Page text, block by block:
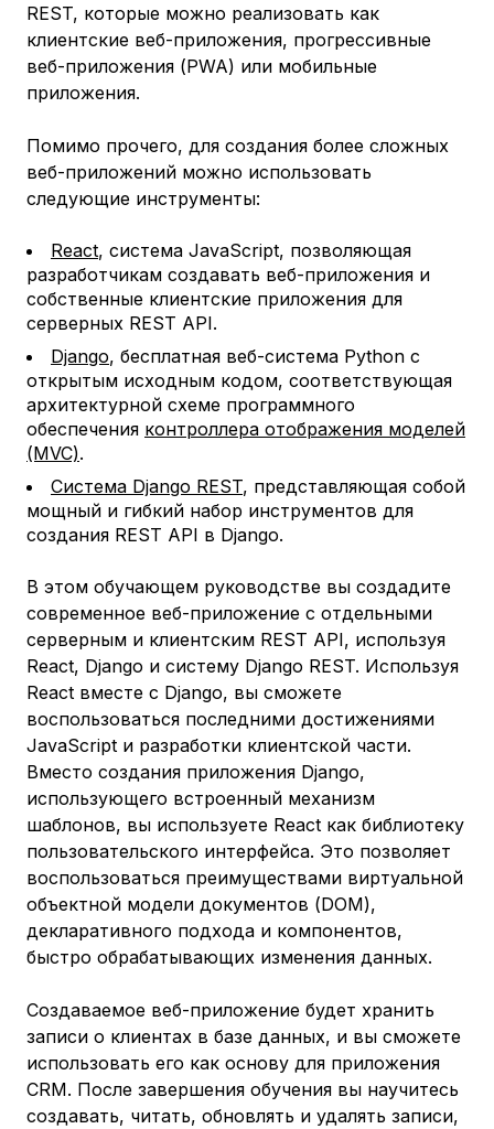
REST, которые можно реализовать как
клиентские веб-приложения, прогрессивные
веб-приложения (PWA) или мобильные
приложения.
Помимо прочего, для создания более сложных
веб-приложений можно использовать
следующие инструменты:
React, система JavaScript, позволяющая
разработчикам создавать веб-приложения и
собственные клиентские приложения для
серверных REST API.
Django, бесплатная веб-система Python с
открытым исходным кодом, соответствующая
архитектурной схеме программного
обеспечения контроллера отображения моделей
(MVC).
Система Django REST, представляющая собой
мощный и гибкий набор инструментов для
создания REST API в Django.
В этом обучающем руководстве вы создадите
современное веб-приложение с отдельными
серверным и клиентским REST API, используя
React, Django и систему Django REST. Используя
React вместе с Django, вы сможете
воспользоваться последними достижениями
JavaScript и разработки клиентской части.
Вместо создания приложения Django,
использующего встроенный механизм
шаблонов, вы используете React как библиотеку
пользовательского интерфейса. Это позволяет
воспользоваться преимуществами виртуальной
объектной модели документов (DOM),
декларативного подхода и компонентов,
быстро обрабатывающих изменения данных.
Создаваемое веб-приложение будет хранить
записи о клиентах в базе данных, и вы сможете
использовать его как основу для приложения
CRM. После завершения обучения вы научитесь
создавать, читать, обновлять и удалять записи,